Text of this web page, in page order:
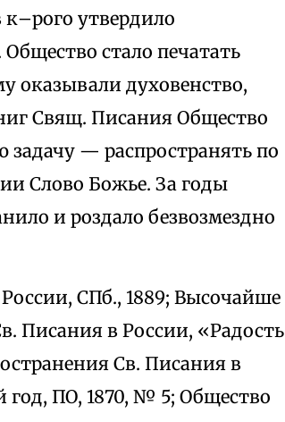
к–рого утвердило
стало печатать
оказывали духовенство,
Свящ. Писания Общество
задачу — распространять по
Слово Божье. За годы
и роздало безвозмездно
СПб., 1889; Высочайше
Писания в России, «Радость
Св. Писания в
год, ПО, 1870, № 5; Общество